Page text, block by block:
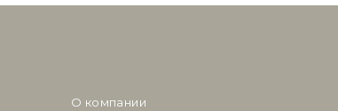
О компании